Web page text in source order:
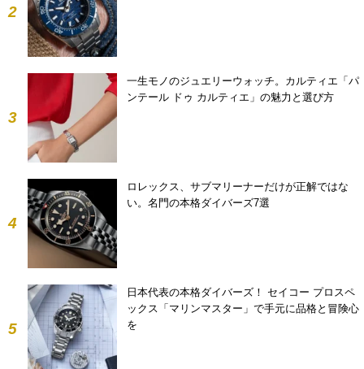
2
3
一生モノのジュエリーウォッチ。カルティエ「パ
ンテール ドゥ カルティエ」の魅力と選び方
4
ロレックス、サブマリーナーだけが正解ではな
い。名門の本格ダイバーズ7選
5
日本代表の本格ダイバーズ！ セイコー プロスペ
ックス「マリンマスター」で手元に品格と冒険心
を